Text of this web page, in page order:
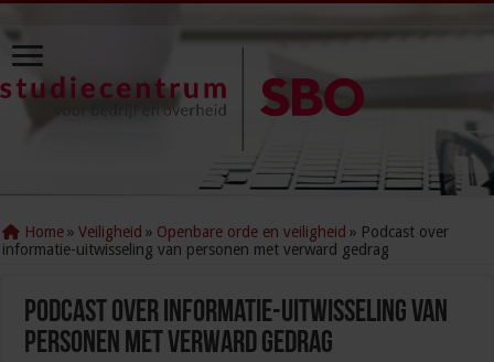
Home » Veiligheid » Openbare orde en veiligheid » Podcast over
informatie-uitwisseling van personen met verward gedrag
Podcast over informatie-uitwisseling van
personen met verward gedrag